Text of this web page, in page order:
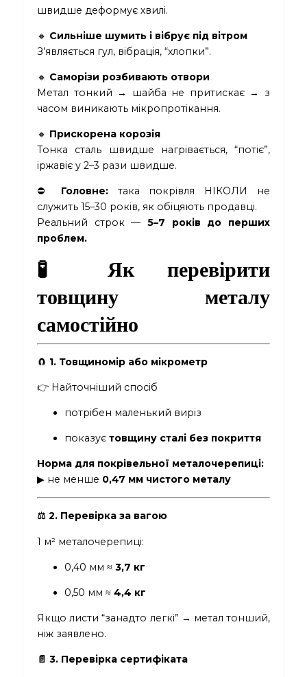
швидше деформує хвилі.
🔸 Сильніше шумить і вібрує під вітром
З’являється гул, вібрація, “хлопки”.
🔸 Саморізи розбивають отвори
Метал тонкий → шайба не притискає → з
часом виникають мікропротікання.
🔸 Прискорена корозія
Тонка сталь швидше нагрівається, “потіє”,
іржавіє у 2–3 рази швидше.
⛔ Головне:така покрівля НІКОЛИ не
служить 15–30 років, як обіцяють продавці.
Реальний строк — 5–7 років до перших
проблем.
🧪 Як перевірити
товщину металу
самостійно
🧲 1. Товщиномір або мікрометр
👉 Найточніший спосіб
потрібен маленький виріз
показуєтовщину сталі без покриття
Норма для покрівельної металочерепиці:
▶ не менше 0,47 мм чистого металу
⚖️ 2. Перевірка за вагою
1 м² металочерепиці:
0,40 мм ≈3,7 кг
0,50 мм ≈4,4 кг
Якщо листи “занадто легкі” → метал тонший,
ніж заявлено.
📄 3. Перевірка сертифіката